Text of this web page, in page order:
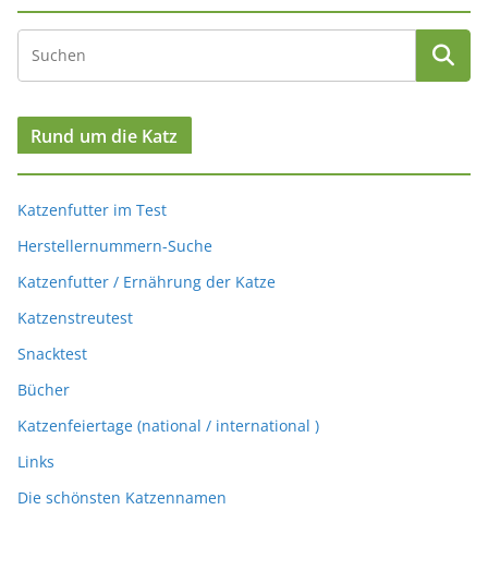
Rund um die Katz
Katzenfutter im Test
Herstellernummern-Suche
Katzenfutter / Ernährung der Katze
Katzenstreutest
Snacktest
Bücher
Katzenfeiertage (national / international )
Links
Die schönsten Katzennamen